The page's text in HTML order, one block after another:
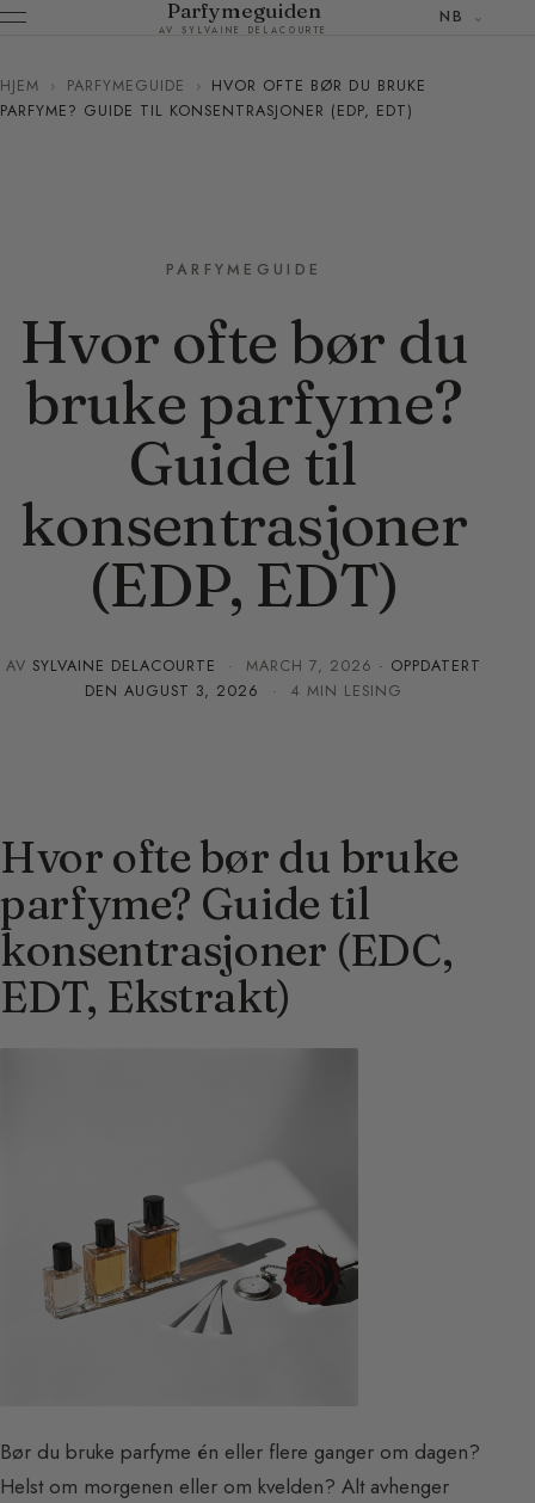
Parfymeguiden
AV SYLVAINE DELACOURTE
NB
HJEM › PARFYMEGUIDE › HVOR OFTE BØR DU BRUKE
PARFYME? GUIDE TIL KONSENTRASJONER (EDP, EDT)
PARFYMEGUIDE
Hvor ofte bør du
bruke parfyme?
Guide til
konsentrasjoner
(EDP, EDT)
AV SYLVAINE DELACOURTE · MARCH 7, 2026 · OPPDATERT
DENAUGUST 3, 2026 · 4 MIN LESING
Hvor ofte bør du bruke
parfyme? Guide til
konsentrasjoner (EDC,
EDT, Ekstrakt)
Bør du bruke parfyme én eller flere ganger om dagen?
Helst om morgenen eller om kvelden? Alt avhenger